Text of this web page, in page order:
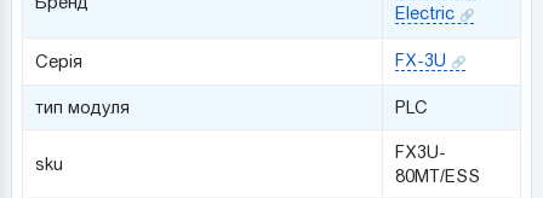
Electric
Серія FX-3U
тип модуля PLC
sku
FX3U-
80MT/ESS